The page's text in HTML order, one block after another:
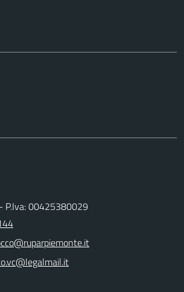
P.Iva: 00425380029